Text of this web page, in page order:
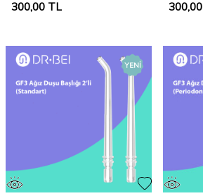
300,00 TL 300,00
YENI